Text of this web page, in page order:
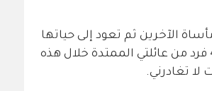
الآخرين ثم تعود إلى حياتها
الطبيعية، كنت أعيش المأساة نفسها. فقدت ما يقارب 400 فرد من عائلتي الممتدة خلال هذه
تغادرني.